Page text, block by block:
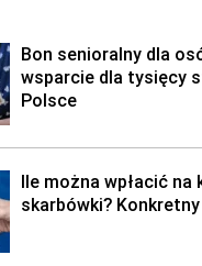
Bon senioralny dla
wsparcie dla tysięcy
Polsce
Ile można wpłacić
skarbówki?